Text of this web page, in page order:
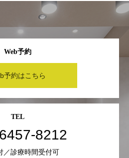
Web予約
予約はこちら
TEL
8212
／診療時間受付可